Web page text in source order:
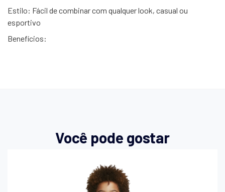
Estilo: Fácil de combinar com qualquer look, casual ou
esportivo
Benefícios:
Você pode gostar